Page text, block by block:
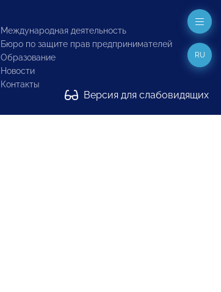
Международная деятельность
Бюро по защите прав предпринимателей
Образование
Новости
Контакты
Версия для слабовидящих
RU